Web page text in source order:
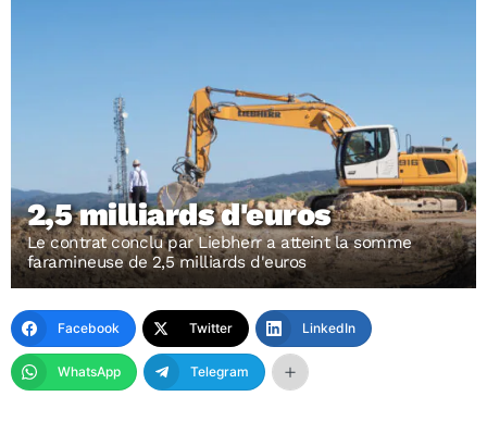
2,5 milliards d'euros
Le contrat conclu par Liebherr a atteint la somme
faramineuse de 2,5 milliards d'euros
Facebook Twitter LinkedIn
WhatsApp Telegram